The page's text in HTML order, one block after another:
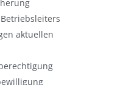
aktuellen